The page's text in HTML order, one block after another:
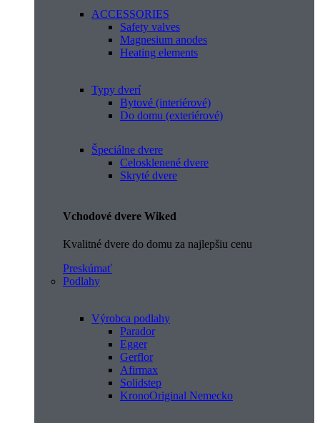
ACCESSORIES
Safety valves
Magnesium anodes
Heating elements
Typy dverí
Bytové (interiérové)
Do domu (exteriérové)
Špeciálne dvere
Celosklenené dvere
Skryté dvere
Vchodové dvere Wiked
Kvalitné dvere do domu za najlepšiu cenu
Preskúmať
Podlahy
Výrobca podlahy
Parador
Egger
Gerflor
Afirmax
Solidstep
KronoOriginal Nemecko